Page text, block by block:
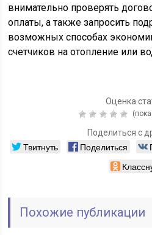
внимательно проверять
оплаты, а также запросить
возможных способах
счетчиков на отопление или
Оценка
Поделиться с
Твитнуть Поделиться
Похожие публикации